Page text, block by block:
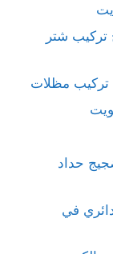
تركيب شتر
تركيب مظلات
حداد
في